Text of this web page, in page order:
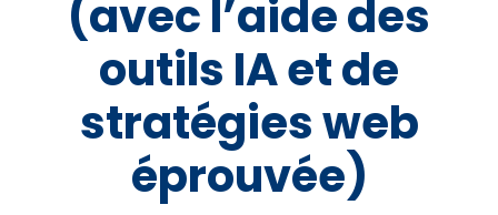
(avec l’aide des
outils IA et de
stratégies web
éprouvée)